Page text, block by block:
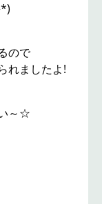
ので
れましたよ!
～☆